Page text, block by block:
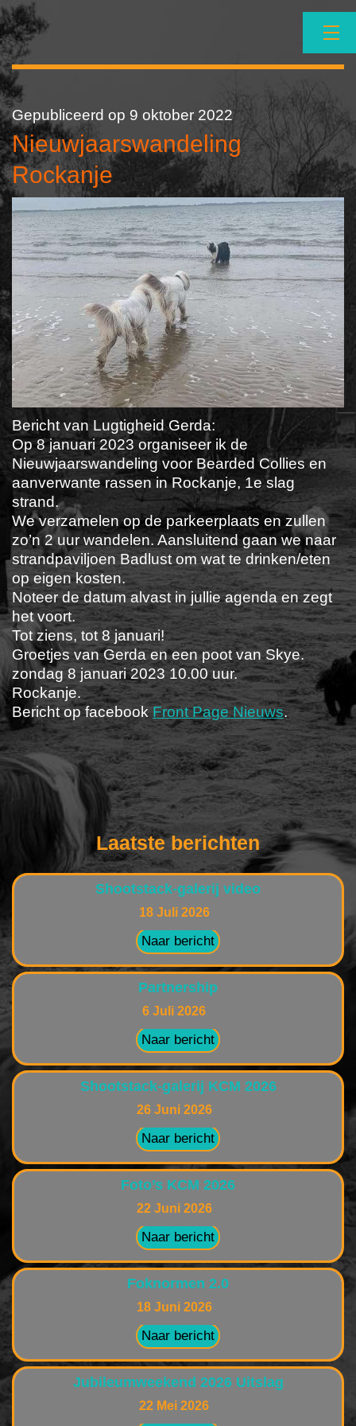
Ga
naar
de
inhoud
NBCC
Gepubliceerd op 9 oktober 2022
Nieuwjaarswandeling
Rockanje
Bericht van Lugtigheid Gerda:
Op 8 januari 2023 organiseer ik de
Nieuwjaarswandeling voor Bearded Collies en
aanverwante rassen in Rockanje, 1e slag
strand.
We verzamelen op de parkeerplaats en zullen
zo’n 2 uur wandelen. Aansluitend gaan we naar
strandpaviljoen Badlust om wat te drinken/eten
op eigen kosten.
Noteer de datum alvast in jullie agenda en zegt
het voort.
Tot ziens, tot 8 januari!
Groetjes van Gerda en een poot van Skye.
zondag 8 januari 2023 10.00 uur.
Rockanje.
Bericht op facebook Front Page Nieuws.
Laatste berichten
Shootstack-galerij video
18 Juli 2026
Naar bericht
Partnership
6 Juli 2026
Naar bericht
Shootstack-galerij KCM 2026
26 Juni 2026
Naar bericht
Foto’s KCM 2026
22 Juni 2026
Naar bericht
Foknormen 2.0
18 Juni 2026
Naar bericht
Jubileumweekend 2026 Uitslag
22 Mei 2026